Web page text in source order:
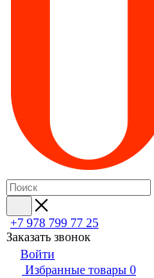
+7 978 799 77 25
Заказать звонок
Войти
Избранные товары 0